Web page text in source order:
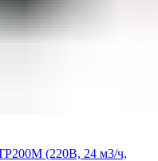
(220В, 24 м3/ч,